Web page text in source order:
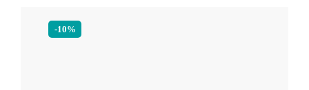
-10%